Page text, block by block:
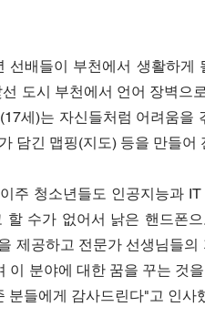
배들이 부천에서 생활하게
도시 부천에서 언어 장벽으
세)는 자신들처럼 어려움을
담긴 맵핑(지도) 등을 만들어
주 청소년들도 인공지능과
수가 없어서 낡은 핸드폰
제공하고 전문가 선생님들
이 분야에 대한 꿈을 꾸는 것
분들에게 감사드린다"고 인사